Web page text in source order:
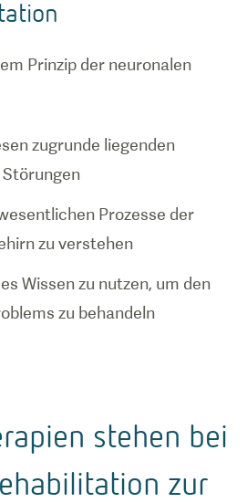
Prinzip der neuronalen
zugrunde liegenden
Prozesse der
zu verstehen
Wissen zu nutzen, um den
zu behandeln
stehen bei
zur